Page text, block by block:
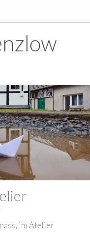
im Atelier